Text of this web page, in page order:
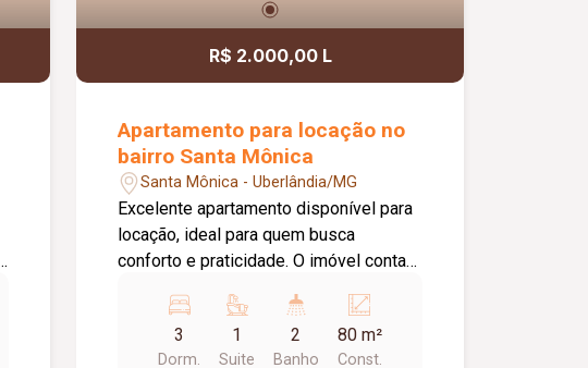
R$ 2.000,00 L
Apartamento para locação no
bairro Santa Mônica
Santa Mônica - Uberlândia/MG
Excelente apartamento disponível para
locação, ideal para quem busca
conforto e praticidade. O imóvel conta
aconchegante, cozinha, 01 banheiro
social, área de serviço e 01 vaga de
3
Dorm.
1
Suite
2
Banho
80 m²
Const.